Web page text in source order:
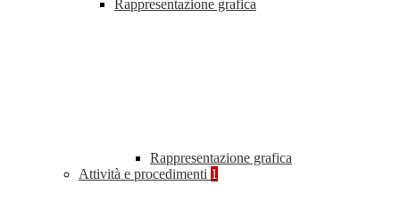
Rappresentazione grafica
Rappresentazione grafica
Attività e procedimenti 1